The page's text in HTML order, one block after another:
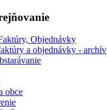
Objednávky
a objednávky - archív
obce